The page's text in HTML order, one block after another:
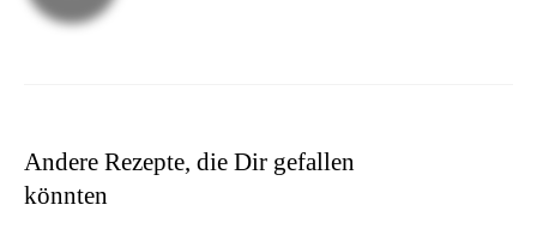
Andere Rezepte, die Dir gefallen
könnten